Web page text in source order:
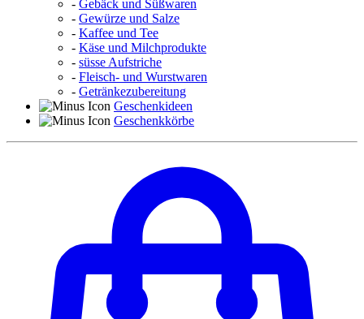
- Gebäck und Süßwaren
- Gewürze und Salze
- Kaffee und Tee
- Käse und Milchprodukte
- süsse Aufstriche
- Fleisch- und Wurstwaren
- Getränkezubereitung
Geschenkideen
Geschenkkörbe